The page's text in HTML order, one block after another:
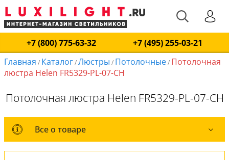
+7 (800) 775-63-32
+7 (495) 255-03-21
Главная / Каталог/Люстры / Потолочные/ Потолочная
люстра Helen FR5329-PL-07-CH
Потолочная люстра Helen FR5329-PL-07-CH
Все о товаре
Все о товаре